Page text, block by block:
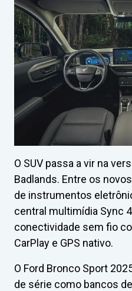
O SUV passa a vir na
Badlands. Entre os
de instrumentos
central multimídia Sync
conectividade sem fio
CarPlay e GPS nativo.
O Ford Bronco Sport
de série como bancos